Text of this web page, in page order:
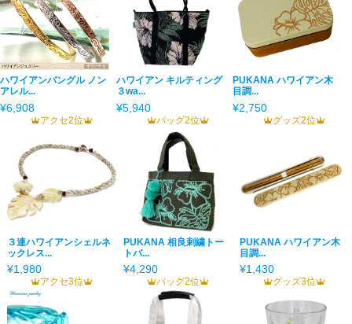
ハワイアンバングル ノン
アレル...
¥6,908
ハワイアン キルティング
３wa...
¥5,940
PUKANA ハワイアン木
目調...
¥2,750
アクセ2位
３連ハワイアンシェルネ
ックレス...
¥1,980
バッグ2位
PUKANA 相良刺繍トー
トバ...
¥4,290
グッズ2位
PUKANA ハワイアン木
目調...
¥1,430
アクセ3位 バッグ2位 グッズ3位